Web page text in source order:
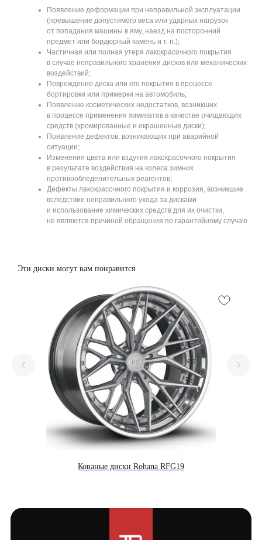
Появление деформации при неправильной эксплуатации
(превышение допустимого веса или ударных нагрузок
от попадания машины в яму, наезд на посторонний
предмет или бордюрный камень и т. п.);
Частичная или полная утеря лакокрасочного покрытия
в случае неправильного хранения дисков или механических
воздействий;
Повреждение диска или его покрытия в процессе
бортировки или примерки на автомобиль;
Появление косметических недостатков, возникших
в процессе применения химикатов в качестве очищающих
средств (хромированные и окрашенные диски);
Появление дефектов, возникающих при аварийной
ситуации;
Изменения цвета или вздутия лакокрасочного покрытия
в результате воздействия на колеса зимних
противообледенительных реагентов;
Дефекты лакокрасочного покрытия и коррозия, возникшие
вследствие неправильного ухода за дисками
и использование химических средств для их очистки,
не являются причиной обращения по гарантийному случаю.
Эти диски могут вам понравится
Кованые диски Rohana RFG19